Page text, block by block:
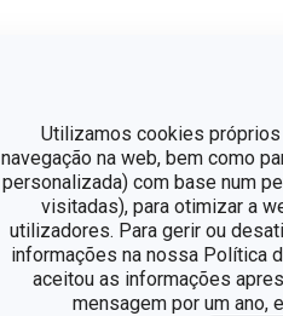
Utilizamos cookies
navegação na web, bem como
personalizada) com base num
visitadas), para otimizar a
utilizadores. Para gerir ou
informações na nossa Política
aceitou as informações
mensagem por um